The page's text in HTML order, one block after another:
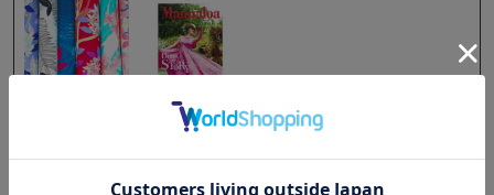
カタログ